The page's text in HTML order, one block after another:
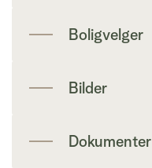
Boligvelger
Bilder
Dokumenter